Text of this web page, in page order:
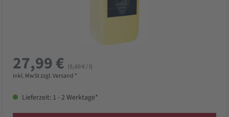
27,99 € (5,60 € / l)
inkl. MwSt zzgl. Versand *
Lieferzeit: 1 - 2 Werktage*